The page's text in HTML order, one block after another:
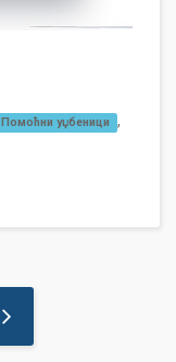
Помоћни уџбеници ,